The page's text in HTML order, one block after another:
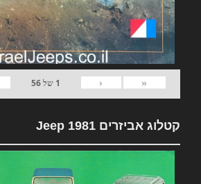
«
‹
1 של56
קטלוג אביזרים 1981 Jeep